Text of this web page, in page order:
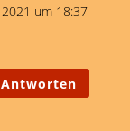
2021 um 18:37
Antworten